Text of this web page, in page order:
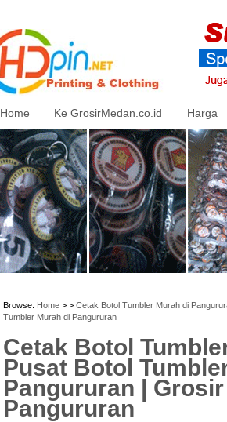
Home Ke GrosirMedan.co.id Harga
Browse: Home > > Cetak Botol Tumbler Murah di
Tumbler Murah di Pangururan
Cetak Botol
Pusat Botol
Pangururan |
Pangururan